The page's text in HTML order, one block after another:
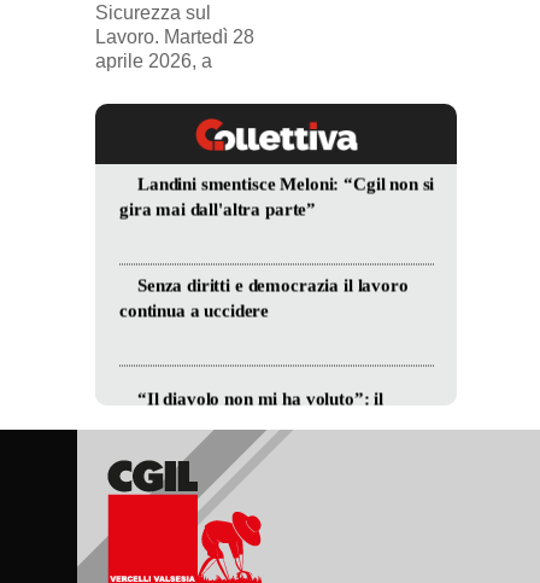
Sicurezza sul
Lavoro. Martedì 28
aprile 2026, a